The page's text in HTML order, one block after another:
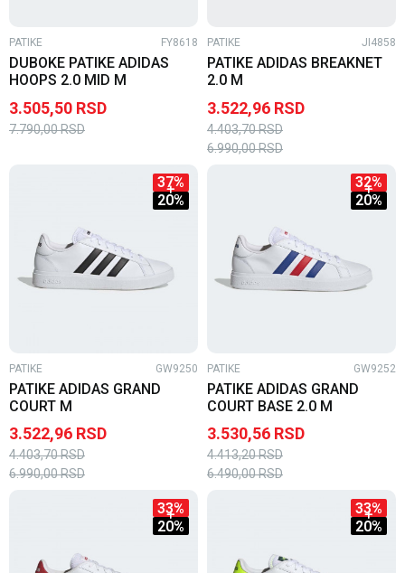
PATIKE FY8618
DUBOKE PATIKE ADIDAS
HOOPS 2.0 MID M
3.505,50 RSD
7.790,00RSD
PATIKE JI4858
PATIKE ADIDAS BREAKNET
2.0 M
3.522,96 RSD
4.403,70RSD
6.990,00RSD
37%
20%
PATIKE GW9250
PATIKE ADIDAS GRAND
COURT M
3.522,96 RSD
4.403,70RSD
6.990,00RSD
32%
20%
PATIKE GW9252
PATIKE ADIDAS GRAND
COURT BASE 2.0 M
3.530,56 RSD
4.413,20RSD
6.490,00RSD
33%
20%
33%
20%